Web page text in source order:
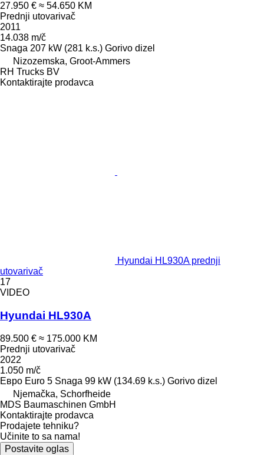
27.950 € ≈ 54.650 KM
Prednji utovarivač
2011
14.038 m/č
Snaga 207 kW (281 k.s.) Gorivo dizel
Nizozemska, Groot-Ammers
RH Trucks BV
Kontaktirajte prodavca
Hyundai HL930A prednji
utovarivač
17
VIDEO
Hyundai HL930A
89.500 € ≈ 175.000 KM
Prednji utovarivač
2022
1.050 m/č
Евро Euro 5 Snaga 99 kW (134.69 k.s.) Gorivo dizel
Njemačka, Schorfheide
MDS Baumaschinen GmbH
Kontaktirajte prodavca
Prodajete tehniku?
Učinite to sa nama!
Postavite oglas